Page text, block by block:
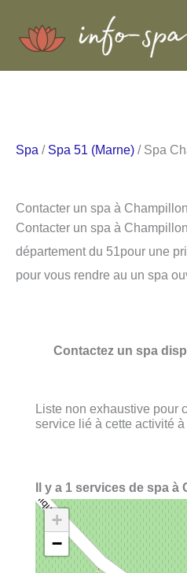
Spa / Spa 51 (Marne) / Spa
Contacter un spa à
Contacter un spa à
département du 51pour une
pour vous rendre au un spa
Contactez un spa
Liste non exhaustive pour
service lié à cette activité
Il y a 1 services de spa à
+
−